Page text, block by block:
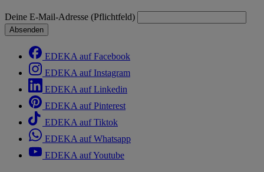
Deine E-Mail-Adresse (Pflichtfeld)
Absenden
EDEKA auf Facebook
EDEKA auf Instagram
EDEKA auf Linkedin
EDEKA auf Pinterest
EDEKA auf Tiktok
EDEKA auf Whatsapp
EDEKA auf Youtube